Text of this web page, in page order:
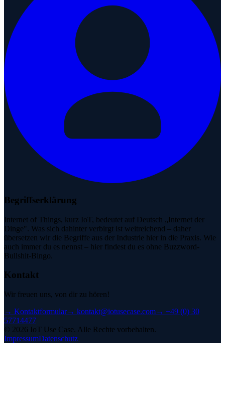
Begriffserklärung
Internet of Things, kurz IoT, bedeutet auf Deutsch „Internet der
Dinge". Was sich dahinter verbirgt ist weitreichend – daher
übersetzen wir die Begriffe aus der Industrie hier in die Praxis. Wie
auch immer du es nennst – hier findest du es ohne Buzzword-
Bullshit-Bingo.
Kontakt
Wir freuen uns, von dir zu hören!
→ Kontaktformular→ kontakt@iotusecase.com→ +49 (0) 30
57714477
© 2026 IoT Use Case. Alle Rechte vorbehalten.
ImpressumDatenschutz